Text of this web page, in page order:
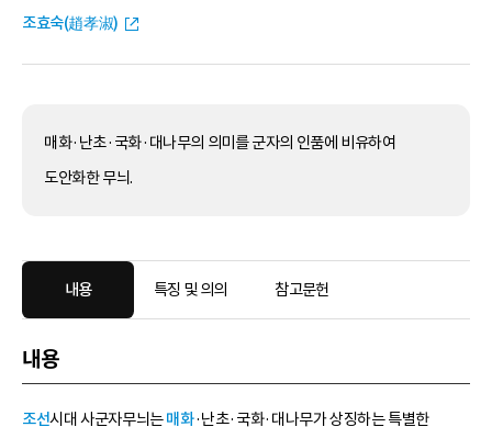
조효숙(趙孝淑)
매화·난초·국화·대나무의 의미를 군자의 인품에 비유하여
도안화한 무늬.
내용 특징 및 의의 참고문헌
내용
조선시대 사군자무늬는매화·난초·국화·대나무가 상징하는 특별한